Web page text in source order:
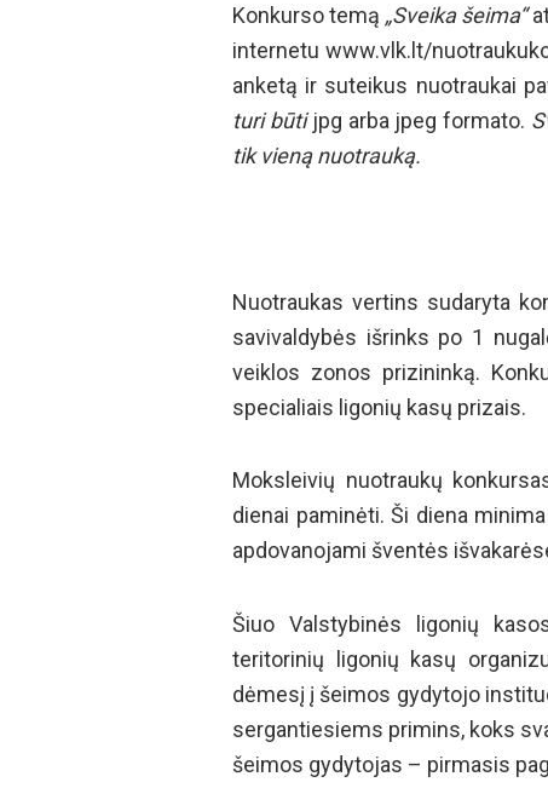
Konkurso temą „Sveika šeima“
internetu www.vlk.lt/
anketą ir suteikus nuotraukai
turi būtijpg arba jpeg formato.
tik vieną nuotrauką.
Nuotraukas vertins sudaryta
savivaldybės išrinks po 1
veiklos zonos prizininką.
specialiais ligonių kasų prizais.
Moksleivių nuotraukų
dienai paminėti. Ši diena
apdovanojami šventės
Šiuo Valstybinės ligonių
teritorinių ligonių kasų
dėmesį į šeimos gydytojo
sergantiesiems primins, koks
šeimos gydytojas – pirmasis